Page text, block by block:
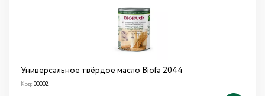
Универсальное твёрдое масло Biofa 2044
Код: 00002